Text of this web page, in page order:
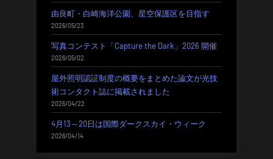
由良町・白崎海洋公園、星空保護区を目指す
2026/05/23
写真コンテスト「Capture the Dark」2026 開催
2026/05/02
屋外照明認証制度の概要をまとめた論文が光技
術コンタクト誌に掲載されました
2026/04/22
4月13～20日は国際ダークスカイ・ウィーク
2026/04/14